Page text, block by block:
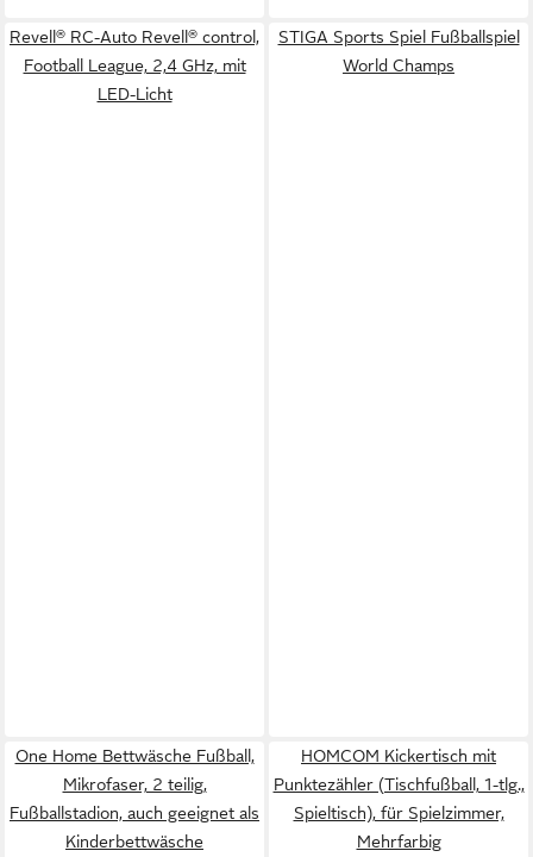
Revell® RC-Auto Revell® control,
Football League, 2,4 GHz, mit
LED-Licht
STIGA Sports Spiel Fußballspiel
World Champs
One Home Bettwäsche Fußball,
Mikrofaser, 2 teilig,
Fußballstadion, auch geeignet als
Kinderbettwäsche
HOMCOM Kickertisch mit
Punktezähler (Tischfußball, 1-tlg.,
Spieltisch), für Spielzimmer,
Mehrfarbig